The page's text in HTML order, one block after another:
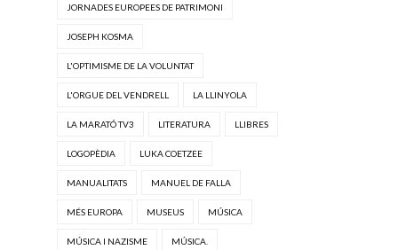
JORNADES EUROPEES DE PATRIMONI
JOSEPH KOSMA
L'OPTIMISME DE LA VOLUNTAT
L'ORGUE DEL VENDRELL LA LLINYOLA
LA MARATÓ TV3 LITERATURA LLIBRES
LOGOPÈDIA LUKA COETZEE
MANUALITATS MANUEL DE FALLA
MÉS EUROPA MUSEUS MÚSICA
MÚSICA I NAZISME MÚSICA.